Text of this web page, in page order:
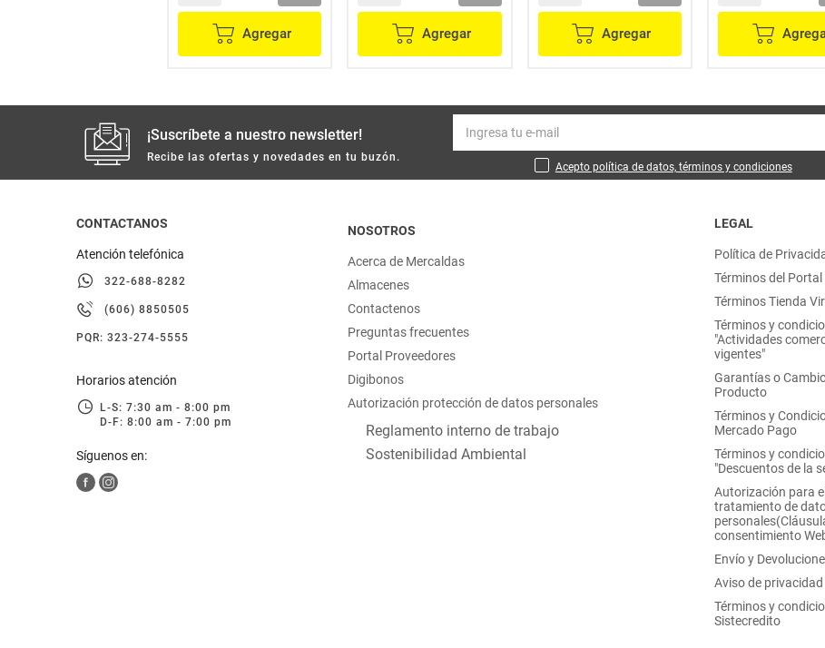
Agregar Agregar Agregar
¡Suscríbete a nuestro newsletter!
Recibe las ofertas y novedades en tu buzón.
Acepto política de datos, términos y condiciones
CONTACTANOS
Atención telefónica
322-688-8282
(606) 8850505
PQR: 323-274-5555
Horarios atención
L-S: 7:30 am - 8:00 pm
D-F: 8:00 am - 7:00 pm
Síguenos en:
NOSOTROS
Acerca de Mercaldas
Almacenes
Contactenos
Preguntas frecuentes
Portal Proveedores
Digibonos
Autorización protección de datos personales
Reglamento interno de trabajo
Sostenibilidad Ambiental
LEGAL
Política de
Términos del Portal
Términos Tienda
Términos y
"Actividades
vigentes"
Garantías o
Producto
Términos y
Mercado Pago
Términos y
"Descuentos de la
Autorización para el
tratamiento de
consentimiento
Envío y
Aviso de privacidad
Términos y
Sistecredito